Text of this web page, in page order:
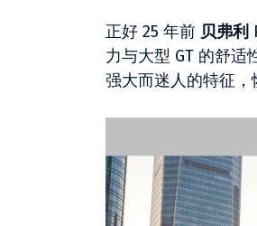
正好 25 年前 贝弗利
力与大型 GT 的舒
强大而迷人的特征，